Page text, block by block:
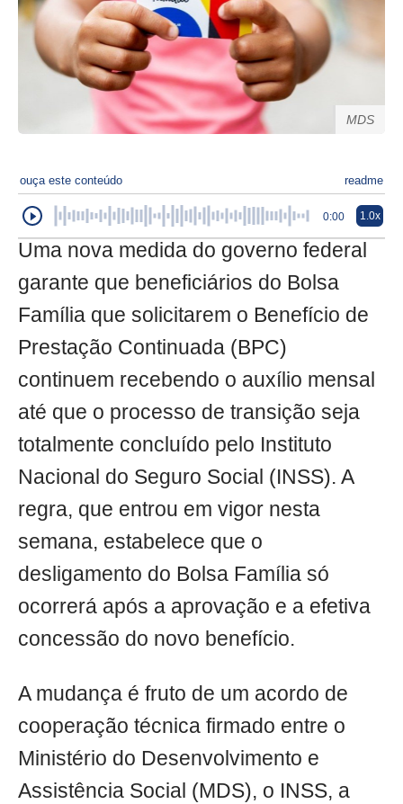
MDS
ouça este conteúdo readme
0:00 1.0x
Uma nova medida do governo federal
garante que beneficiários do Bolsa
Família que solicitarem o Benefício de
Prestação Continuada (BPC)
continuem recebendo o auxílio mensal
até que o processo de transição seja
totalmente concluído pelo Instituto
Nacional do Seguro Social (INSS). A
regra, que entrou em vigor nesta
semana, estabelece que o
desligamento do Bolsa Família só
ocorrerá após a aprovação e a efetiva
concessão do novo benefício.
A mudança é fruto de um acordo de
cooperação técnica firmado entre o
Ministério do Desenvolvimento e
Assistência Social (MDS), o INSS, a